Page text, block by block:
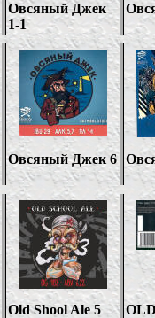
Овсяный Джек
1-1
Овсяный Джек 6
Old Shool Ale 5